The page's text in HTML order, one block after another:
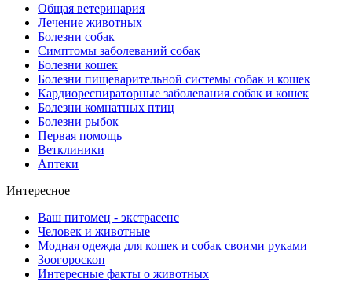
Общая ветеринария
Лечение животных
Болезни собак
Симптомы заболеваний собак
Болезни кошек
Болезни пищеварительной системы собак и кошек
Кардиореспираторные заболевания собак и кошек
Болезни комнатных птиц
Болезни рыбок
Первая помощь
Ветклиники
Аптеки
Интересное
Ваш питомец - экстрасенс
Человек и животные
Модная одежда для кошек и собак своими руками
Зоогороскоп
Интересные факты о животных